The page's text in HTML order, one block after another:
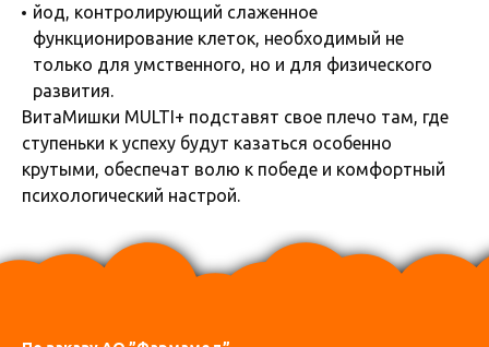
йод, контролирующий слаженное
функционирование клеток, необходимый не
только для умственного, но и для физического
развития.
ВитаМишки MULTI+ подставят свое плечо там, где
ступеньки к успеху будут казаться особенно
крутыми, обеспечат волю к победе и комфортный
психологический настрой.